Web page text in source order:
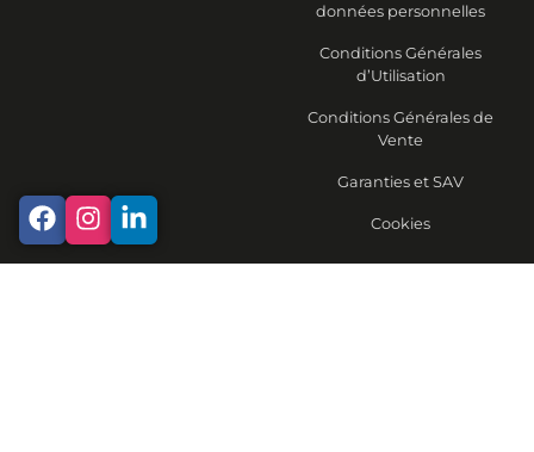
données personnelles
Conditions Générales
d’Utilisation
Conditions Générales de
Vente
Garanties et SAV
Cookies